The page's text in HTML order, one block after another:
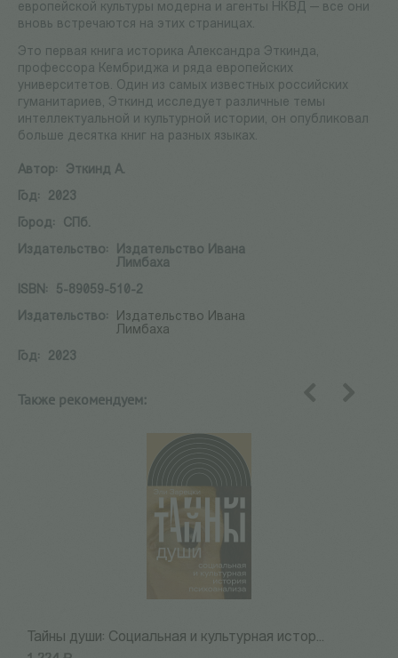
европейской культуры модерна и агенты НКВД — все они
вновь встречаются на этих страницах.
Это первая книга историка Александра Эткинда,
профессора Кембриджа и ряда европейских
университетов. Один из самых известных российских
гуманитариев, Эткинд исследует различные темы
интеллектуальной и культурной истории, он опубликовал
больше десятка книг на разных языках.
Автор:
Эткинд А.
Год:
2023
Город:
СПб.
Издательство:
Издательство Ивана
Лимбаха
ISBN:
5-89059-510-2
Издательство:
Издательство Ивана
Лимбаха
Год:
2023
Также рекомендуем:
Тайны души: Cоциальная и культурная истор...